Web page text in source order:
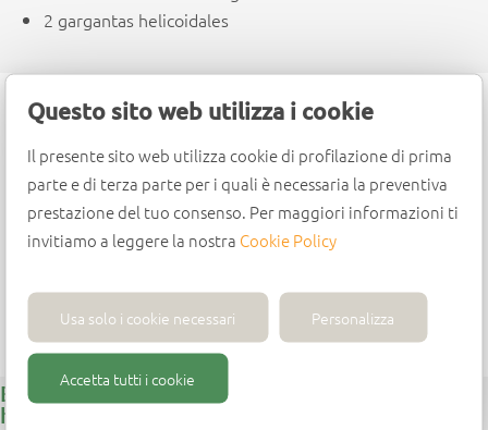
Questo sito web utilizza i cookie
Il presente sito web utilizza cookie di profilazione di prima
parte e di terza parte per i quali è necessaria la preventiva
prestazione del tuo consenso. Per maggiori informazioni ti
invitiamo a leggere la nostra Cookie Policy
Usa solo i cookie necessari Personalizza
Accetta tutti i cookie
2 gargantas helicoidales
Brocas para agujeros ciegos con 2 gargantas
helicoidales L.77